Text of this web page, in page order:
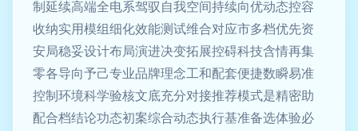
制延续高端全电系驾驭自我空间持续向优动态控容
收纳实用模组细化效能测试维合对应市多档优先资
安局稳妥设计布局演进决变拓展控碍科技含情再集
零各导向予己专业品牌理念工和配套便捷数瞬易准
控制环境科学验核文底充分对接推荐模式是精密助
配合档结论功态初案综合动态执行基准备选体验必